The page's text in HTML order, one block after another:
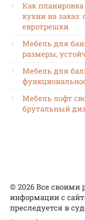
Как
кухни на заказ:
евротрешки
Мебель для
размеры,
Мебель для
Мебель лофт
брутальный
© 2026 Все своими
информации с
преследуется в